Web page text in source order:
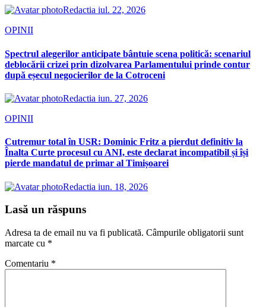
Redactia iul. 22, 2026
OPINII
Spectrul alegerilor anticipate bântuie scena politică: scenariul
deblocării crizei prin dizolvarea Parlamentului prinde contur
după eșecul negocierilor de la Cotroceni
Redactia iun. 27, 2026
OPINII
Cutremur total în USR: Dominic Fritz a pierdut definitiv la
Înalta Curte procesul cu ANI, este declarat incompatibil și își
pierde mandatul de primar al Timișoarei
Redactia iun. 18, 2026
Lasă un răspuns
Adresa ta de email nu va fi publicată. Câmpurile obligatorii sunt
marcate cu *
Comentariu *